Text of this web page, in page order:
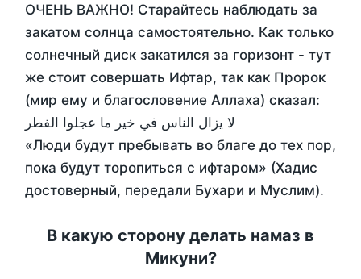
ОЧЕНЬ ВАЖНО! Старайтесь наблюдать за
закатом солнца самостоятельно. Как только
солнечный диск закатился за горизонт - тут
же стоит совершать Ифтар, так как Пророк
(мир ему и благословение Аллаха) сказал:
لا يزال الناس في خير ما عجلوا الفطر
«Люди будут пребывать во благе до тех пор,
пока будут торопиться с ифтаром» (Хадис
достоверный, передали Бухари и Муслим).
В какую сторону делать намаз в
Микуни?